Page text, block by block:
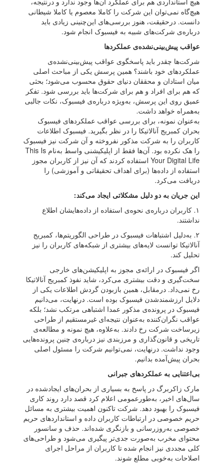
هیچ‌گاه نمی‌توان این شرکت را کاملا معصوم یا کاملا شیطانی
دانست. درحقیقت، هنوز بررسی‌های این‌چنینی زیادی باید
درباره‌ی شرکت‌های شبیه به فیسبوک انجام شود.
عواقب پیش‌بینی‌نشده‌ی عملکردها
شرکت‌ها چقدر باید پاسخگوی عواقب پیش‌بینی‌نشده‌ی
عملکردهای خود باشند؟ همین پرسش یکی از مباحث اصلی
میان استادان و محققان دنیای حقوق محسوب می‌شود؛ بحثی
که هم برای افراد و هم برای شرکت‌ها باید بررسی شود. تفکر
عمیق روی این پرسش، به‌ویژه درباره‌ی فیسبوک، نکات جالبی
به‌همراه خواهد داشت.
به‌عنوان نمونه، برای بررسی عواقب عملکردهای فیسبوک
بحران کمبریج آنالاتیکا را در نظر بگیرید. فیسبوک اطلاعات
کاربران را به شرکت مذکور نفروخته و آن شرکت نیز فیسبوک
را هک نکرده بود. آن‌ها فقط از اپلیکیشنی واسط به‌نام This Is
Your Digital Life استفاده کردند که آن‌ نیز از کاربران مجوز
استفاده از داده‌ها (برای اهداف تحقیقاتی و آموزشی) را
دریافت می‌کرد.
این جریان به دو دلیل مشکلاتی ایجاد می‌کند:
۱. کاربران درباره‌ی نحوه‌ی استفاده از داده‌هایشان اطلاع
نداشتند.
۲. به‌‌دلیل اشتباهات فیسبوک در طراحی الگوریتم‌ها، کمبریج
آنالاتیکا توانست لایه‌های بیشتری از شبکه‌های کاربران را نیز
تحلیل کند.
اگر فیسبوک در ارائه‌ی مجوز به اپلیکیشن‌های خارجی
سخت‌گیری و دقت بیشتری می‌کرد، شاید نفوذ کمبریج آنالاتیکا
رخ نمی‌داد. درمقابل، همین بازبودن گردش اطلاعات یکی از
دلایل ارزشمندشدن فیسبوک بوده است. درنهایت، می‌دانیم
فیسبوک در پرونده‌ی مذکور عمدا اشتباهی مرتکب نشد؛ بلکه
عواقب نگران‌کننده به‌عنوان نتیجه‌ای غیرمستقیم از طراحی
زیرساخت شرکت رخ دادند. به‌علاوه، هیچ نمونه و مطالعه‌ی
تاریخی و قانون‌گذاری و مرزبندی نیز درباره‌ی چنین پرونده‌هایی
وجود نداشت. درنهایت، نمی‌توانیم شرکت را مسئول اصلی
بحران پیش‌آمده بدانیم.
بی‌اعتنایی به عملکردهای جبرانی
مارک زاکربرگ در پاسخ به بسیاری از بحران‌های ایجادشده در
سال‌های اخیر، به‌‌طورعمومی اعلام کرد قصد دارد روند کاری
فیسبوک را بهبود دهد. شرکت تاکنون اهمیت بیشتری به مسائل
حریم خصوصی در ارتباطات کاربران داده و استانداردهای حریم
خصوصی به‌روزرسانی و بازنگری شده‌اند. حذف و سانسور
محتوای مخرب به‌صورت جدی‌تر پیگیری می‌شود و طراحی‌های
کلی مجددی نیز انجام شده تا کاربران از مراحل اجرای
اصلاحات به‌خوبی مطلع شوند.